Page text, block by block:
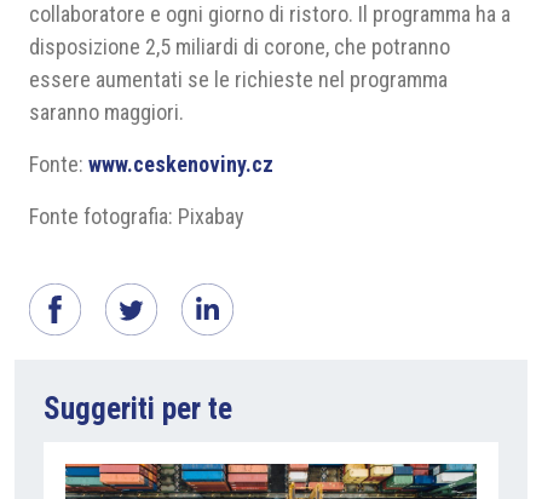
collaboratore e ogni giorno di ristoro. Il programma ha a
disposizione 2,5 miliardi di corone, che potranno
essere aumentati se le richieste nel programma
saranno maggiori.
Fonte: www.ceskenoviny.cz
Fonte fotografia: Pixabay
Suggeriti per te